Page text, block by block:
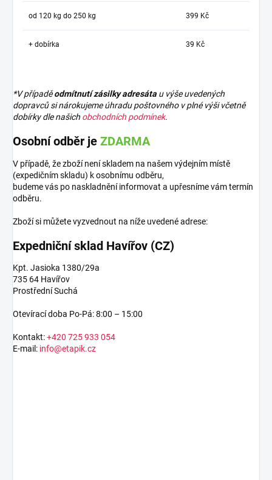
od 120 kg do 250 kg 399 Kč
+ dobírka 39 Kč
*V případěodmítnutí zásilky adresáta u výše uvedených
dopravců si nárokujeme úhradu poštovného v plné výši včetně
dobírky dle našich obchodních podmínek.
Osobní odběr je ZDARMA
V případě, že zboží není skladem na našem výdejním místě
(expedičním skladu) k osobnímu odběru,
budeme vás po naskladnění informovat a upřesníme vám termín
odběru.
Zboží si můžete vyzvednout na níže uvedené adrese:
Expedniční sklad Havířov (CZ)
Kpt. Jasioka 1380/29a
735 64 Havířov
Prostřední Suchá
Otevírací doba Po-Pá: 8:00 – 15:00
Kontakt:+420 725 933 054
E-mail: info@etapik.cz